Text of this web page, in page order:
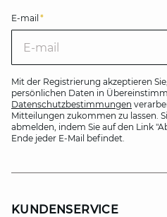
E-mail *
Mit der Registrierung akzeptieren
persönlichen Daten in
Datenschutzbestimmungen
Mitteilungen zukommen zu lassen.
abmelden, indem Sie auf den Link
Ende jeder E-Mail befindet.
KUNDENSERVICE